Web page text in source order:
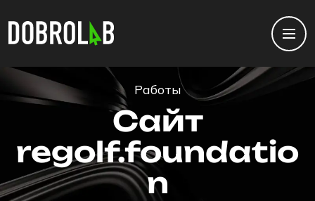
Работы
Сайт
regolf.foundatio
n